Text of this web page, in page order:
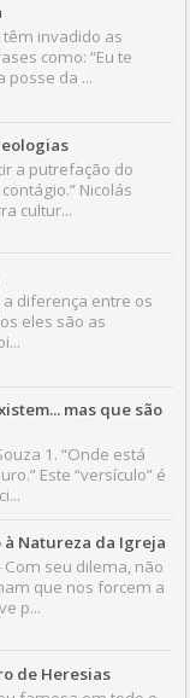
têm invadido as
como: “Eu te
posse da ...
a putrefação do
Nicolás
cultur...
a diferença entre os
eles são as
mas que são
1. “Onde está
Este “versículo” é
Natureza da Igreja
Com seu dilema, não
que nos forcem a
p...
de Heresias